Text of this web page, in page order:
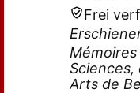
Frei
Arts de